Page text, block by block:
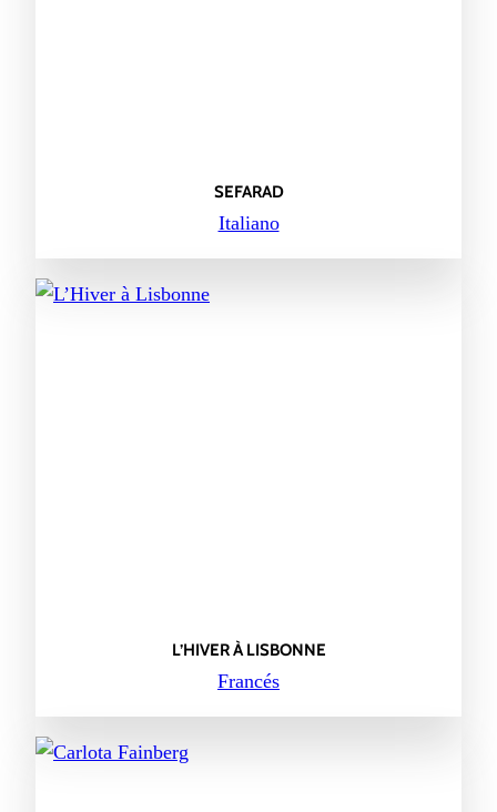
SEFARAD
Italiano
L’HIVER À LISBONNE
Francés